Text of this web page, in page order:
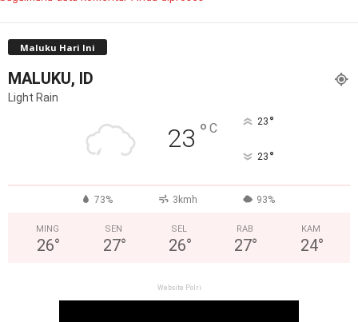
Maluku Hari Ini
MALUKU, ID
Light Rain
23 ° C 23 °
23 °
73% 3kmh 93%
MING
26°
SEN
27°
SEL
26°
RAB
27°
KAM
24°
Website Polri